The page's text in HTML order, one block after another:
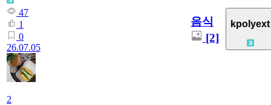
47
1
0
26.07.05
2
음식
[2]
kpolyext